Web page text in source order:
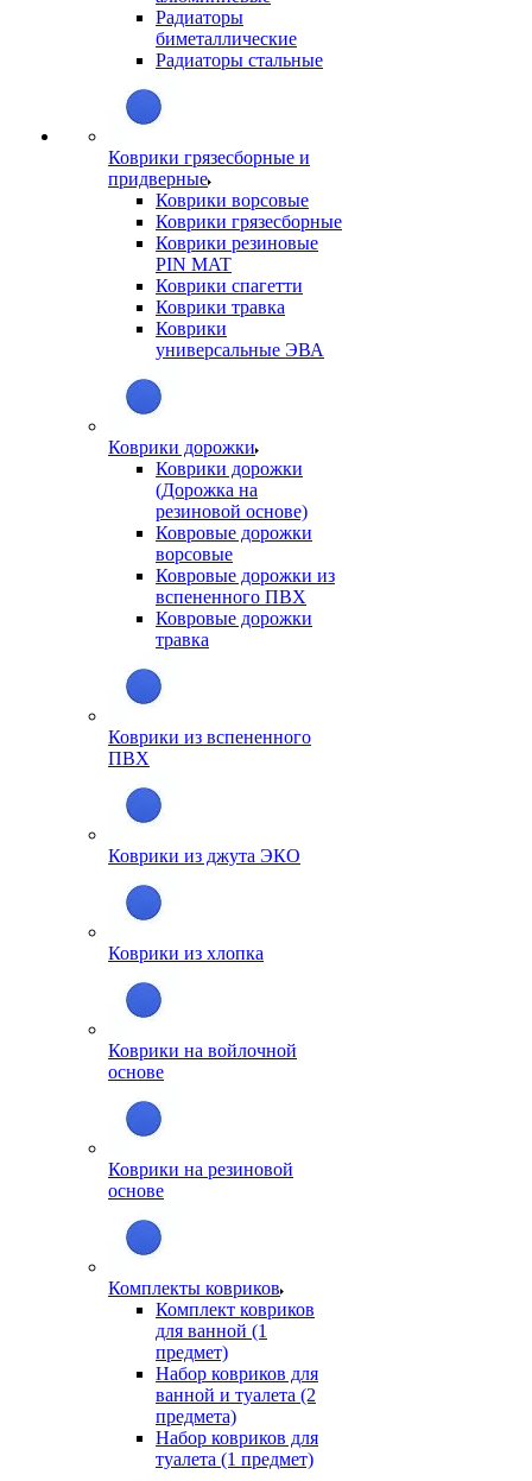
Радиаторы
биметаллические
Радиаторы стальные
Коврики грязесборные и
придверные
Коврики ворсовые
Коврики грязесборные
Коврики резиновые
PIN MAT
Коврики спагетти
Коврики травка
Коврики
универсальные ЭВА
Коврики дорожки
Коврики дорожки
(Дорожка на
резиновой основе)
Ковровые дорожки
ворсовые
Ковровые дорожки из
вспененного ПВХ
Ковровые дорожки
травка
Коврики из вспененного
ПВХ
Коврики из джута ЭКО
Коврики из хлопка
Коврики на войлочной
основе
Коврики на резиновой
основе
Комплекты ковриков
Комплект ковриков
для ванной (1
предмет)
Набор ковриков для
ванной и туалета (2
предмета)
Набор ковриков для
туалета (1 предмет)